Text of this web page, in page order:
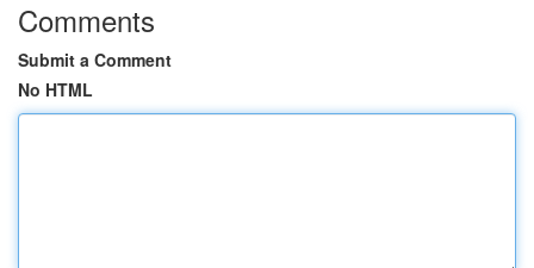
Comments
Submit a Comment
No HTML